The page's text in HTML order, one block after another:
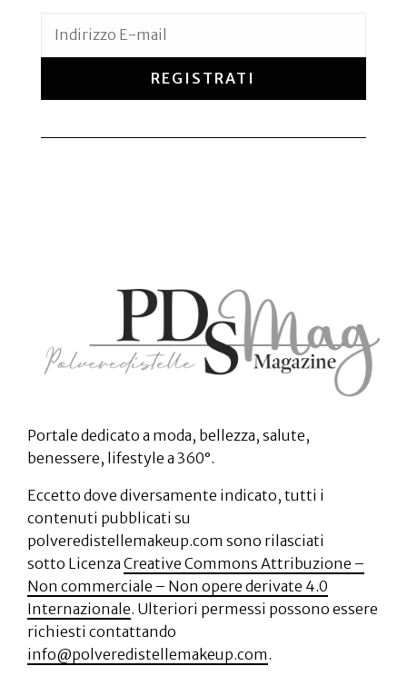
REGISTRATI
Portale dedicato a moda, bellezza, salute,
benessere, lifestyle a 360°.
Eccetto dove diversamente indicato, tutti i
contenuti pubblicati su
polveredistellemakeup.com sono rilasciati
sotto Licenza Creative Commons Attribuzione –
Non commerciale – Non opere derivate 4.0
Internazionale. Ulteriori permessi possono essere
richiesti contattando
info@polveredistellemakeup.com.